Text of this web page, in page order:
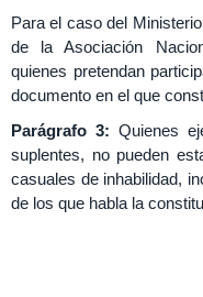
Para el caso del
de la Asociación
quienes pretendan
documento en el que
Parágrafo 3: Quienes
suplentes, no pueden
casuales de inhabilidad,
de los que habla la